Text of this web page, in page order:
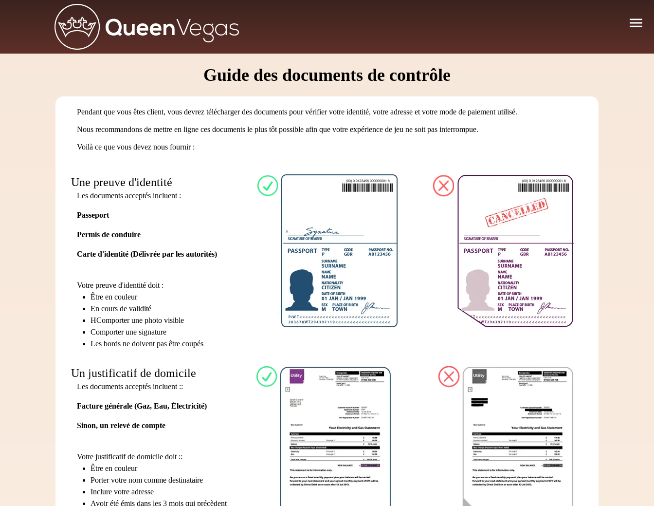
Guide des documents de contrôle
Pendant que vous êtes client, vous devrez télécharger des documents pour vérifier votre identité, votre adresse et votre mode de paiement utilisé.
Nous recommandons de mettre en ligne ces documents le plus tôt possible afin que votre expérience de jeu ne soit pas interrompue.
Voilà ce que vous devez nous fournir :
Une preuve d'identité
Les documents acceptés incluent :
Passeport
Permis de conduire
Carte d'identité (Délivrée par les autorités)
Votre preuve d'identité doit :
Être en couleur
En cours de validité
HComporter une photo visible
Comporter une signature
Les bords ne doivent pas être coupés
Un justificatif de domicile
Les documents acceptés incluent ::
Facture générale (Gaz, Eau, Électricité)
Sinon, un relevé de compte
Votre justificatif de domicile doit ::
Être en couleur
Porter votre nom comme destinataire
Inclure votre adresse
Avoir été émis dans les 3 mois qui précèdent